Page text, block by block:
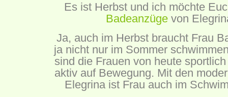
Es ist Herbst und ich möchte
Badeanzüge von
Ja, auch im Herbst braucht Frau
ja nicht nur im Sommer
sind die Frauen von heute
aktiv auf Bewegung. Mit den
Elegrina ist Frau auch im